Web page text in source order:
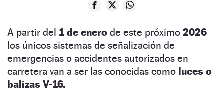
A partir del 1 de enero de este próximo 2026
los únicos sistemas de señalización de
emergencias o accidentes autorizados en
carretera van a ser las conocidas como luces o
balizas V-16.